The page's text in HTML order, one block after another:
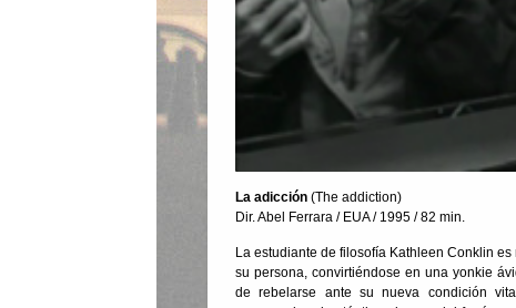
La adicción (The addiction)
Dir. Abel Ferrara / EUA / 1995 / 82 min.
La estudiante de filosofía Kathleen Conklin
su persona, convirtiéndose en una yonkie
de rebelarse ante su nueva condición